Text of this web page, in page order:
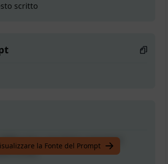
scritto
unico, con titoli e sottotitoli,
scritto
la Fonte del Prompt